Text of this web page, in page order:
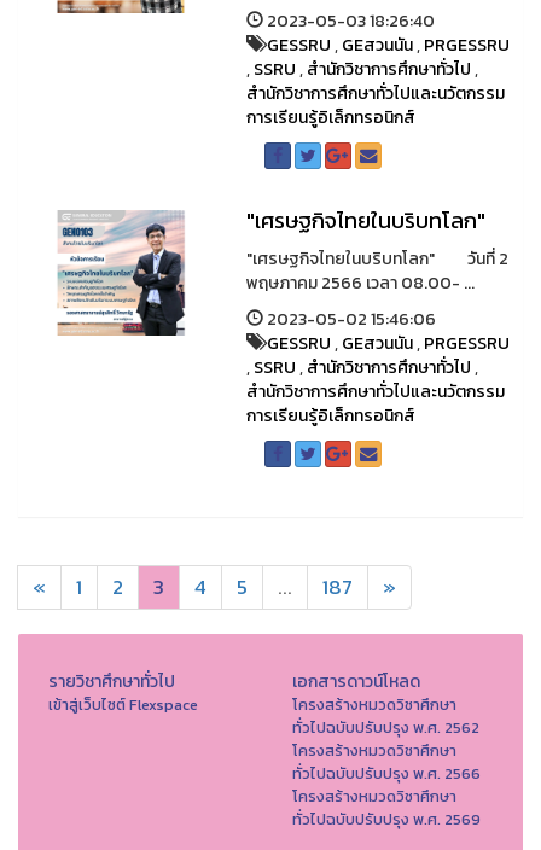
2023-05-03 18:26:40
GESSRU,GEสวนนัน,PRGESSRU
,SSRU,สำนักวิชาการศึกษาทั่วไป,
สำนักวิชาการศึกษาทั่วไปและนวัตกรรม
การเรียนรู้อิเล็กทรอนิกส์
"เศรษฐกิจไทยในบริบทโลก"
"เศรษฐกิจไทยในบริบทโลก" วันที่ 2
พฤษภาคม 2566 เวลา 08.00- ...
2023-05-02 15:46:06
GESSRU,GEสวนนัน,PRGESSRU
,SSRU,สำนักวิชาการศึกษาทั่วไป,
สำนักวิชาการศึกษาทั่วไปและนวัตกรรม
การเรียนรู้อิเล็กทรอนิกส์
« 1 2 3 4 5 ... 187 »
รายวิชาศึกษาทั่วไป
เข้าสู่เว็บไซต์ Flexspace
เอกสารดาวน์โหลด
โครงสร้างหมวดวิชาศึกษา
ทั่วไปฉบับปรับปรุง พ.ศ. 2562
โครงสร้างหมวดวิชาศึกษา
ทั่วไปฉบับปรับปรุง พ.ศ. 2566
โครงสร้างหมวดวิชาศึกษา
ทั่วไปฉบับปรับปรุง พ.ศ. 2569